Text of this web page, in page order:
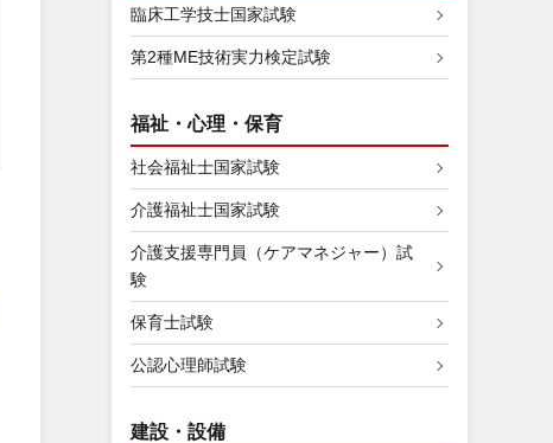
臨床工学技士国家試験
第2種ME技術実力検定試験
福祉・心理・保育
社会福祉士国家試験
介護福祉士国家試験
介護支援専門員（ケアマネジャー）試
験
保育士試験
公認心理師試験
建設・設備